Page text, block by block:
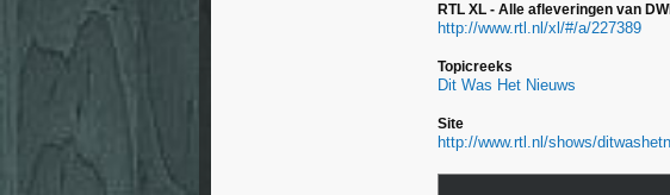
RTL XL - Alle afleveringen van
http://www.rtl.nl/xl/#/a/227389
Topicreeks
Dit Was Het Nieuws
Site
http://www.rtl.nl/shows/